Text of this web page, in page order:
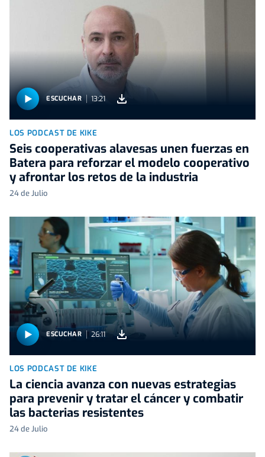
ESCUCHAR 13:21
LOS PODCAST DE KIKE
Seis cooperativas alavesas unen fuerzas en
Batera para reforzar el modelo cooperativo
y afrontar los retos de la industria
24 de Julio
ESCUCHAR 26:11
LOS PODCAST DE KIKE
La ciencia avanza con nuevas estrategias
para prevenir y tratar el cáncer y combatir
las bacterias resistentes
24 de Julio